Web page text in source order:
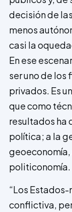
decisión de
menos
casi la
En ese
ser uno de
privados. Es
que como
resultados ha
política; a la
politiconomía.
“Los
conflictiva,